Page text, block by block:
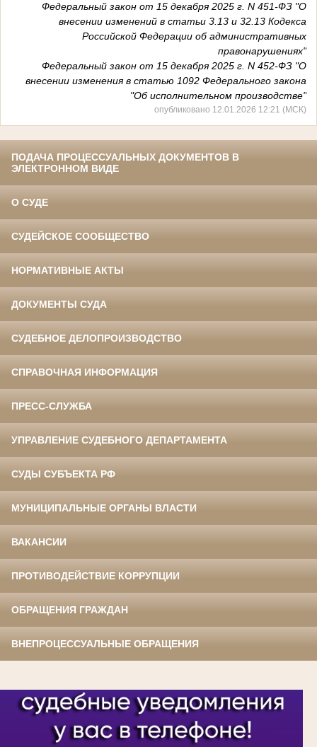
Федеральный закон от 15 декабря 2025 г. N 451-ФЗ "О
внесении изменений в статьи 3.13 и 32.13 Кодекса
Российской Федерации об административных
правонарушениях"
Федеральный закон от 15 декабря 2025 г. N 452-ФЗ "О
внесении изменения в статью 1092 Федерального закона
"Об исполнительном производстве"
опубликовано 12.01.2026 12:21 (МСК)
ПОДАЧА ПРОЦЕССУАЛЬНЫХ ДОКУМЕНТОВ В
ЭЛЕКТРОННОМ ВИДЕ
О СУДЕ
СУДЕЙСКОЕ СООБЩЕСТВО
НОРМАТИВНЫЕ АКТЫ
ДОКУМЕНТЫ СУДА
СУДЕБНОЕ ДЕЛОПРОИЗВОДСТВО
СПРАВОЧНАЯ ИНФОРМАЦИЯ
ПРЕСС-СЛУЖБА
УПРАВЛЕНИЕ СУДЕБНОГО ДЕПАРТАМЕНТА
СУДЫ СУБЪЕКТА РФ
МУНИЦИПАЛЬНЫЕ ОРГАНЫ ВЛАСТИ
ВАКАНСИИ
ПРОТИВОДЕЙСТВИЕ КОРРУПЦИИ
ОБРАЩЕНИЯ ГРАЖДАН
ВНЕПРОЦЕССУАЛЬНЫЕ ОБРАЩЕНИЯ